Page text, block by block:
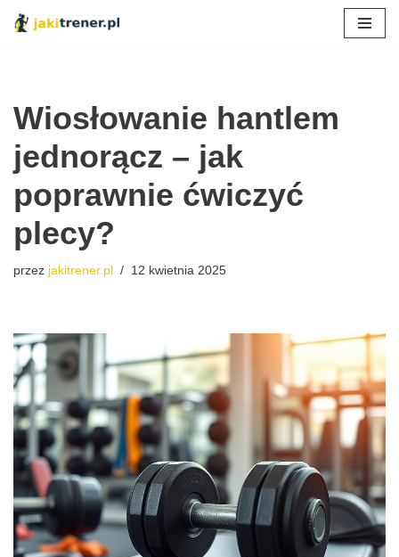
Wiosłowanie hantlem
jednorącz – jak
poprawnie ćwiczyć
plecy?
przez jakitrener.pl 12 kwietnia 2025